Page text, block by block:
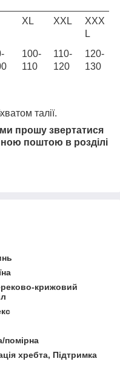
ХL ХХL
ХХХ
L
100-
110
110-
120
120-
130
талії.
прошу звертатися
поштою в розділі
крижовий
помірна
хребта, Підтримка